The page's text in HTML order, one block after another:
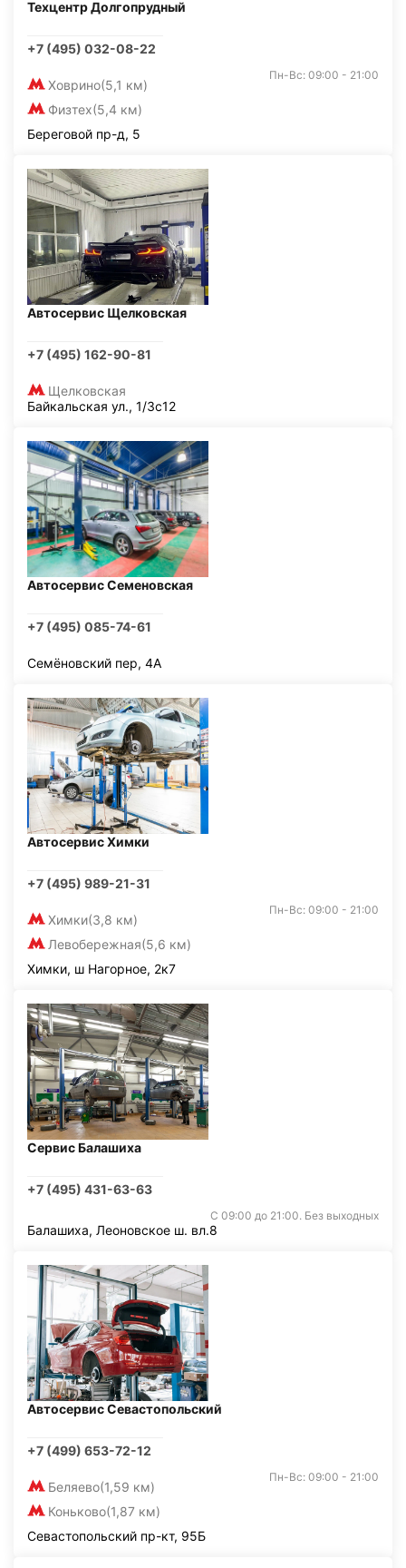
Техцентр Долгопрудный
+7 (495) 032-08-22
Ховрино(5,1 км)
Физтех(5,4 км)
Пн-Вс: 09:00 - 21:00
Береговой пр-д, 5
Автосервис Щелковская
+7 (495) 162-90-81
Щелковская
Байкальская ул., 1/3с12
Автосервис Семеновская
+7 (495) 085-74-61
Семёновский пер, 4А
Автосервис Химки
+7 (495) 989-21-31
Химки(3,8 км)
Левобережная(5,6 км)
Пн-Вс: 09:00 - 21:00
Химки, ш Нагорное, 2к7
Сервис Балашиха
+7 (495) 431-63-63
С 09:00 до 21:00. Без выходных
Балашиха, Леоновское ш. вл.8
Автосервис Севастопольский
+7 (499) 653-72-12
Беляево(1,59 км)
Коньково(1,87 км)
Пн-Вс: 09:00 - 21:00
Севастопольский пр-кт, 95Б